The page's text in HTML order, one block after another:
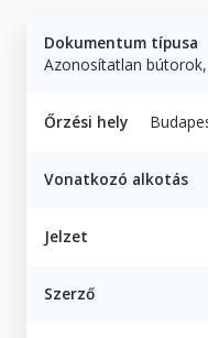
Dokumentum típusa
Azonosítatlan
Őrzési hely
Vonatkozó alkotás
Jelzet
Szerző